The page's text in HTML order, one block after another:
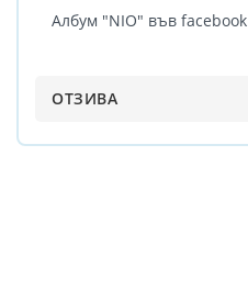
Албум "NIO" във facebook
ОТЗИВА